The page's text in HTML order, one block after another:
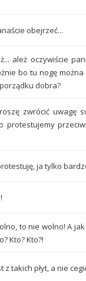
obejrzeć...
ależ oczywiście
bo tu nogę
dobra?
zwrócić uwagę
protestujemy
ja tylko
to nie wolno! A
Kto? Kto?!
z takich płyt, a nie